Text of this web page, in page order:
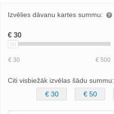
Izvēlies dāvanu kartes summu:
Citi visbiežāk izvēlas šādu summu:
€ 30
€ 50